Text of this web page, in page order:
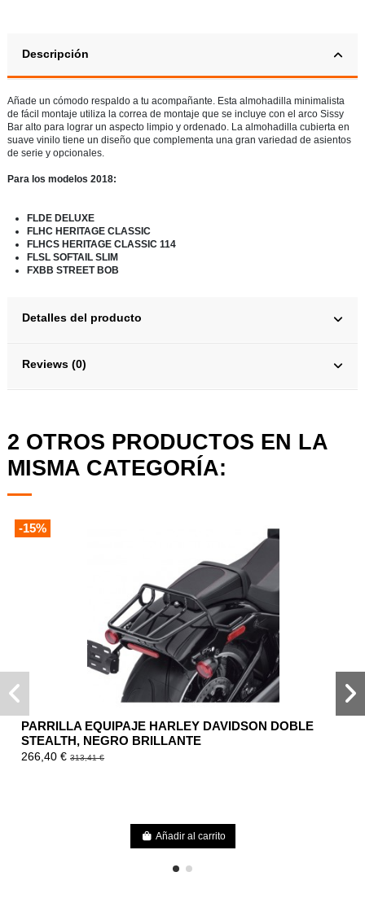
Descripción
Añade un cómodo respaldo a tu acompañante. Esta almohadilla minimalista
de fácil montaje utiliza la correa de montaje que se incluye con el arco Sissy
Bar alto para lograr un aspecto limpio y ordenado. La almohadilla cubierta en
suave vinilo tiene un diseño que complementa una gran variedad de asientos
de serie y opcionales.
Para los modelos 2018:
FLDE DELUXE
FLHC HERITAGE CLASSIC
FLHCS HERITAGE CLASSIC 114
FLSL SOFTAIL SLIM
FXBB STREET BOB
Detalles del producto
Reviews (0)
2 OTROS PRODUCTOS EN LA
MISMA CATEGORÍA:
-15%
PARRILLA EQUIPAJE HARLEY DAVIDSON DOBLE
STEALTH, NEGRO BRILLANTE
266,40 €313,41 €
Añadir al carrito